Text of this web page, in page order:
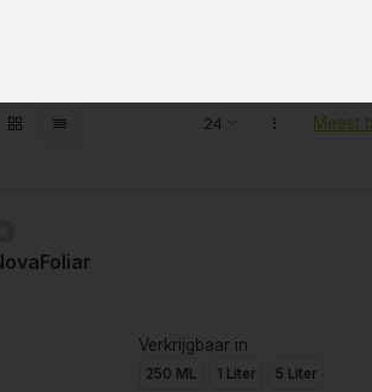
blad reiniger
Meest
Verkrijgbaar in
250 ML 1 Liter 5 Liter